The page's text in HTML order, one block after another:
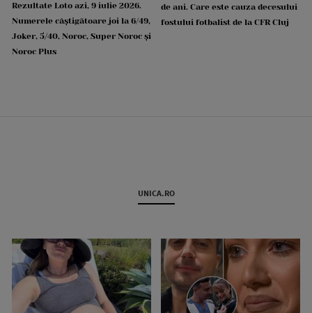
Rezultate Loto azi, 9 iulie 2026.
Numerele câștigătoare joi la 6/49,
Joker, 5/40, Noroc, Super Noroc și
Noroc Plus
de ani. Care este cauza decesului
fostului fotbalist de la CFR Cluj
UNICA.RO